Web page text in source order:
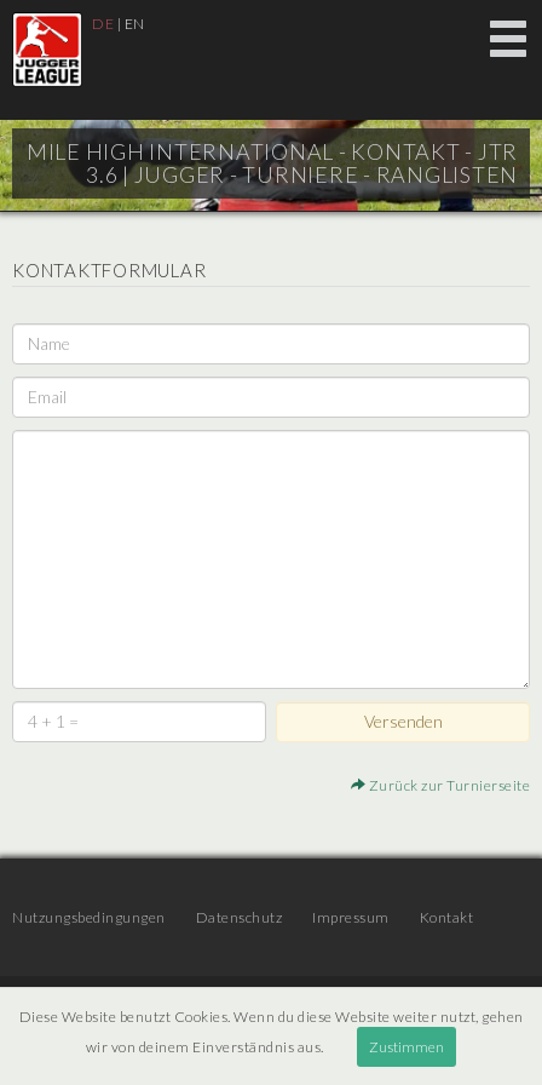
DE | EN
MILE HIGH INTERNATIONAL - KONTAKT - JTR
3.6 |JUGGER - TURNIERE - RANGLISTEN
KONTAKTFORMULAR
Zurück zur Turnierseite
Nutzungsbedingungen Datenschutz Impressum Kontakt
Diese Website benutzt Cookies. Wenn du diese Website weiter nutzt, gehen
wir von deinem Einverständnis aus.
Zustimmen